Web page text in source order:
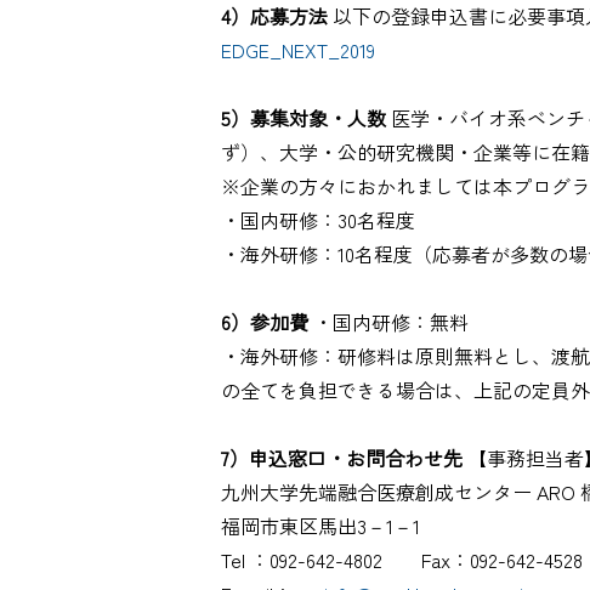
4）応募方法 以下の登録申込書に必要事
EDGE_NEXT_2019
5）募集対象・人数医学・バイオ系ベン
ず）、大学・公的研究機関・企業等に在籍
※企業の方々におかれましては本プログ
・国内研修：30名程度
・海外研修：10名程度（応募者が多数の
6）参加費・国内研修：無料
・海外研修：研修料は原則無料とし、渡
の全てを負担できる場合は、上記の定員
7）申込窓口・お問合わせ先 【事務担当者】
九州大学先端融合医療創成センター ARO
福岡市東区馬出3－1－1
Tel ：092-642-4802 Fax：092-642-4528